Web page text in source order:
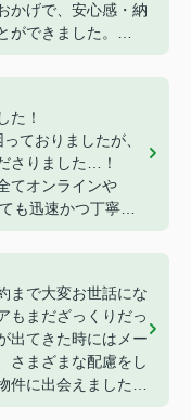
かげで、安心感・納
ができました。
た！
ておりましたが、
さりました…！
てオンラインや
も迅速かつ丁寧に
とのことで、知識も
くださります。
します！
まで大変お世話にな
もまだざっくりだっ
出てきた時にはメー
さまざまな配慮をし
件に出会えました